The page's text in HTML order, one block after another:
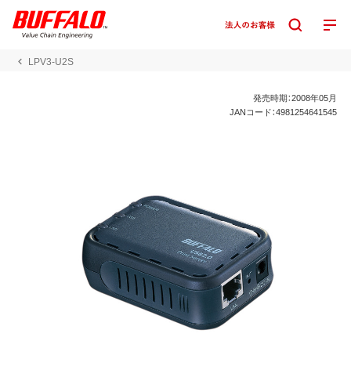
LPV3-U2S
発売時期：2008年05月
JANコード：4981254641545